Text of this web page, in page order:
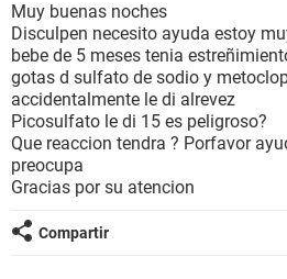
SEXUALIDAD
GLOSARIO
Muy buenas noches
Disculpen necesito ayuda estoy
bebe de 5 meses tenia
gotas d sulfato de sodio y
accidentalmente le di alrevez
Picosulfato le di 15 es peligroso?
Que reaccion tendra ? Porfavor
preocupa
Gracias por su atencion
Compartir